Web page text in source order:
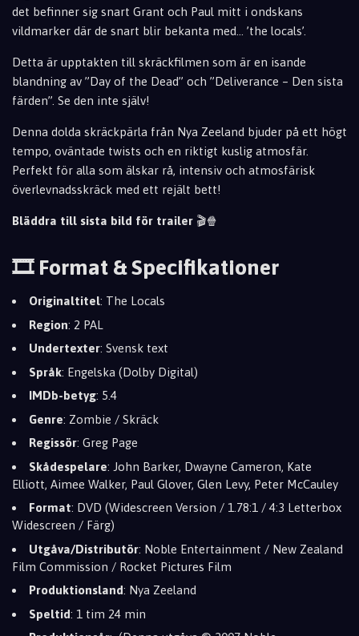
det befinner sig snart Grant och Paul mitt i ondskans
vildmarker där de snart blir bekanta med... ’the locals’.
Detta är upptakten till skräckfilmen som är en isande
blandning av ”Day of the Dead” och ”Deliverance – Den sista
färden”. Se den inte själv!
Denna dolda skräckpärla från Nya Zeeland bjuder på ett högt
tempo, oväntade twists och en riktigt kuslig atmosfär.
Perfekt för alla som älskar rå, intensiv och atmosfärisk
överlevnadsskräck med ett rejält bett!
Bläddra till sista bild för trailer 🎬🍿
🎞️ Format & Specifikationer
Originaltitel: The Locals
Region: 2 PAL
Undertexter: Svensk text
Språk: Engelska (Dolby Digital)
IMDb-betyg: 5.4
Genre: Zombie / Skräck
Regissör: Greg Page
Skådespelare: John Barker, Dwayne Cameron, Kate
Elliott, Aimee Walker, Paul Glover, Glen Levy, Peter McCauley
Format: DVD (Widescreen Version / 1.78:1 / 4:3 Letterbox
Widescreen / Färg)
Utgåva/Distributör: Noble Entertainment / New Zealand
Film Commission / Rocket Pictures Film
Produktionsland: Nya Zeeland
Speltid: 1 tim 24 min